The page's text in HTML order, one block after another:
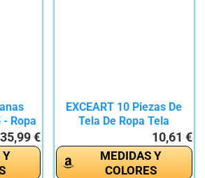
Ropa
35,99 €
Y
EXCEART 10 Piezas De
Tela De Ropa Tela
Japonesa...10,61 €
MEDIDAS Y
COLORES